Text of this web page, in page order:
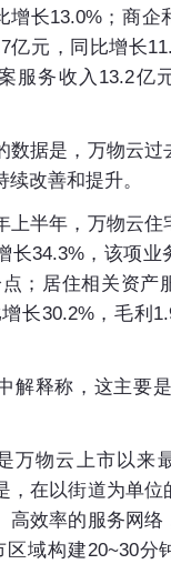
增长13.0%；商企
亿元，同比增长
服务收入13.2亿
数据是，万物云过
改善和提升。
上半年，万物云住
长34.3%，该项业
；居住相关资产
长30.2%，毛利
解释称，这主要
万物云上市以来
，在以街道为单位
高效率的服务网络
区域构建20~30分